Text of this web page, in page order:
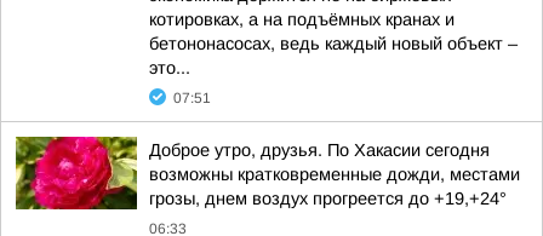
котировках, а на подъёмных кранах и
бетононасосах, ведь каждый новый объект –
это...
07:51
Доброе утро, друзья. По Хакасии сегодня
возможны кратковременные дожди, местами
грозы, днем воздух прогреется до +19,+24°
06:33